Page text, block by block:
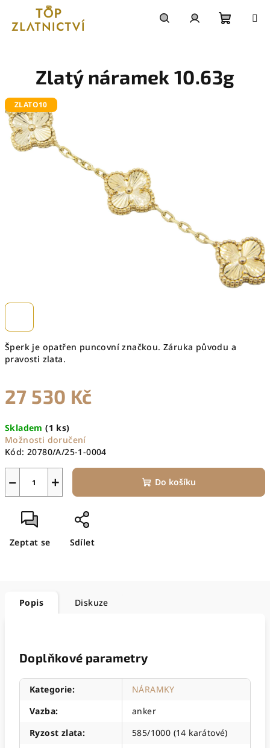
obsah
košík
Šperk je opatřen puncovní značkou. Záruka původu a
pravosti zlata.
27 530 Kč
cena:
Skladem(1 ks)
Možnosti doručení
Kód: 20780/A/25-1-0004
+
− Do košíku
Zeptat se Sdílet
Zlatý náramek 10.63g
ZLATO10
Popis Diskuze
Doplňkové parametry
Kategorie:
NÁRAMKY
Vazba:
anker
Ryzost zlata:
585/1000 (14 karátové)